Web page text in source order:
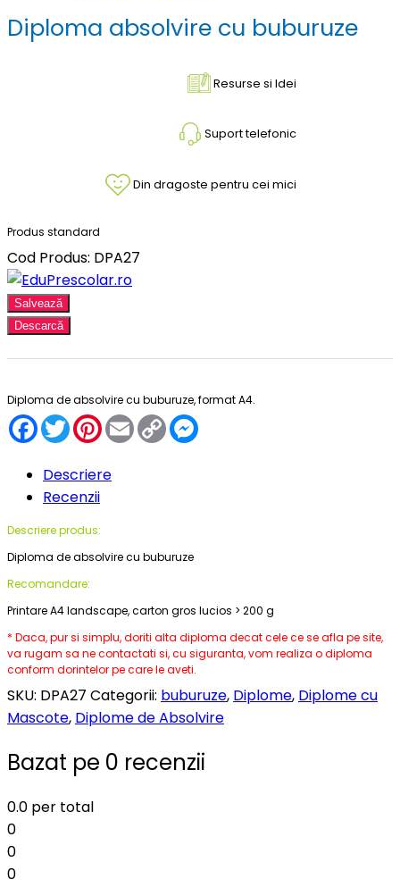
Diploma absolvire cu buburuze
Resurse si Idei
Suport telefonic
Din dragoste pentru cei mici
Produs standard
Cod Produs: DPA27
Salvează
Descarcă
Diploma de absolvire cu buburuze, format A4.
Facebook
TwitterPinterest
EmailCopy
Link
Descriere
Recenzii
Descriere produs:
Diploma de absolvire cu buburuze
Recomandare:
Printare A4 landscape, carton gros lucios > 200 g
* Daca, pur si simplu, doriti alta diploma decat cele ce se afla pe site,
va rugam sa ne contactati si, cu siguranta, vom realiza o diploma
conform dorintelor pe care le aveti.
SKU: DPA27 Categorii: buburuze, Diplome, Diplome cu
Mascote, Diplome de Absolvire
Bazat pe 0 recenzii
0.0 per total
0
0
0